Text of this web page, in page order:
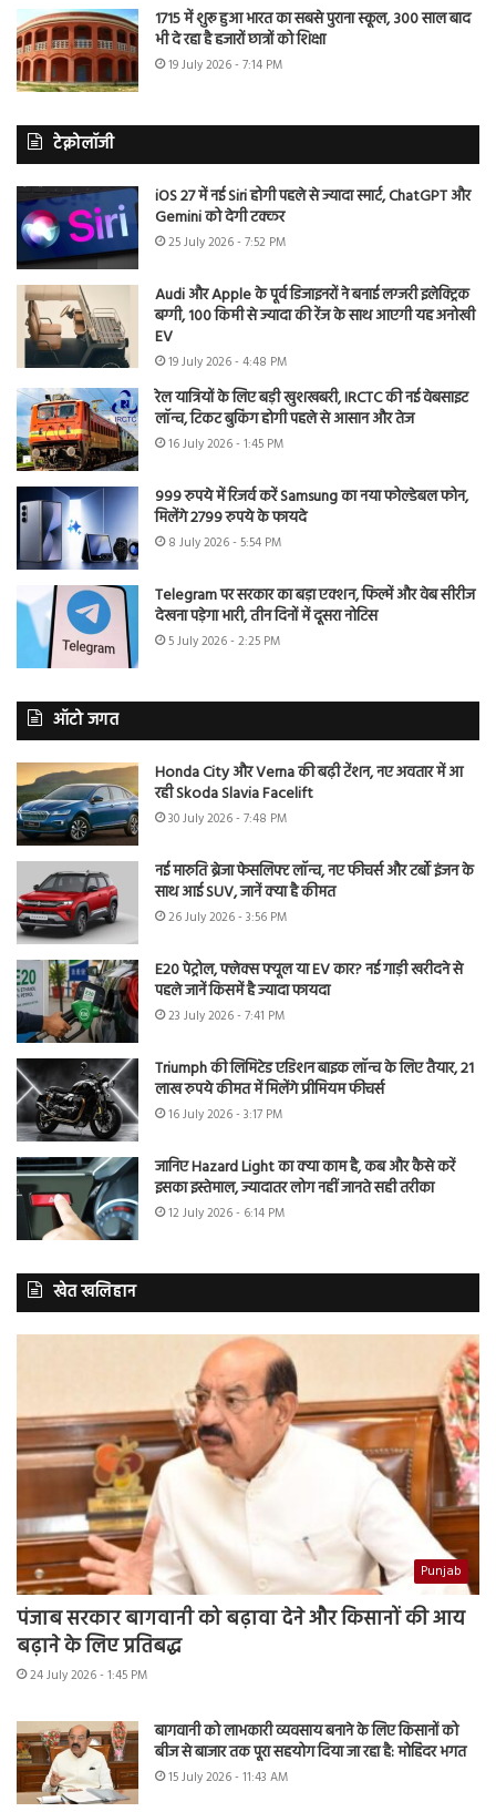
1715 में शुरू हुआ भारत का सबसे पुराना स्कूल, 300 साल बाद
भी दे रहा है हजारों छात्रों को शिक्षा
19 July 2026 - 7:14 PM
टेक्नोलॉजी
iOS 27 में नई Siri होगी पहले से ज्यादा स्मार्ट, ChatGPT और
Gemini को देगी टक्कर
25 July 2026 - 7:52 PM
Audi और Apple के पूर्व डिजाइनरों ने बनाई लग्जरी इलेक्ट्रिक
बग्गी, 100 किमी से ज्यादा की रेंज के साथ आएगी यह अनोखी
EV
19 July 2026 - 4:48 PM
रेल यात्रियों के लिए बड़ी खुशखबरी, IRCTC की नई वेबसाइट
लॉन्च, टिकट बुकिंग होगी पहले से आसान और तेज
16 July 2026 - 1:45 PM
999 रुपये में रिजर्व करें Samsung का नया फोल्डेबल फोन,
मिलेंगे 2799 रुपये के फायदे
8 July 2026 - 5:54 PM
Telegram पर सरकार का बड़ा एक्शन, फिल्में और वेब सीरीज
देखना पड़ेगा भारी, तीन दिनों में दूसरा नोटिस
5 July 2026 - 2:25 PM
ऑटो जगत
Honda City और Verna की बढ़ी टेंशन, नए अवतार में आ
रही Skoda Slavia Facelift
30 July 2026 - 7:48 PM
नई मारुति ब्रेजा फेसलिफ्ट लॉन्च, नए फीचर्स और टर्बो इंजन के
साथ आई SUV, जानें क्या है कीमत
26 July 2026 - 3:56 PM
E20 पेट्रोल, फ्लेक्स फ्यूल या EV कार? नई गाड़ी खरीदने से
पहले जानें किसमें है ज्यादा फायदा
23 July 2026 - 7:41 PM
Triumph की लिमिटेड एडिशन बाइक लॉन्च के लिए तैयार, 21
लाख रुपये कीमत में मिलेंगे प्रीमियम फीचर्स
16 July 2026 - 3:17 PM
जानिए Hazard Light का क्या काम है, कब और कैसे करें
इसका इस्तेमाल, ज्यादातर लोग नहीं जानते सही तरीका
12 July 2026 - 6:14 PM
खेत खलिहान
Punjab
पंजाब सरकार बागवानी को बढ़ावा देने और किसानों की आय
बढ़ाने के लिए प्रतिबद्ध
24 July 2026 - 1:45 PM
बागवानी को लाभकारी व्यवसाय बनाने के लिए किसानों को
बीज से बाजार तक पूरा सहयोग दिया जा रहा है: मोहिंदर भगत
15 July 2026 - 11:43 AM